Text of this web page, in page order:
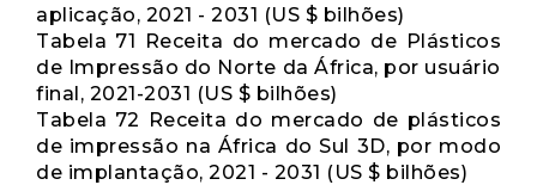
aplicação, 2021 - 2031 (US $ bilhões)
Tabela 71 Receita do mercado de Plásticos
de Impressão do Norte da África, por usuário
final, 2021-2031 (US $ bilhões)
Tabela 72 Receita do mercado de plásticos
de impressão na África do Sul 3D, por modo
de implantação, 2021 - 2031 (US $ bilhões)